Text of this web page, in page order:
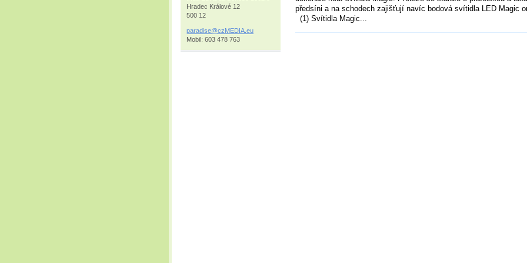
předsíni a na schodech zajišťují navíc bodová svítidla LED Magic
(1) Svítidla Magic...
Hradec Králové 12
500 12
paradise@czMEDIA .eu
Mobil: 603 478 763